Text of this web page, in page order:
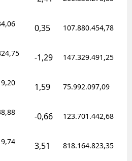
0,35 107.880.454,78
-1,29 147.329.491,25
1,59 75.992.097,09
-0,66 123.701.442,68
3,51 818.164.823,35